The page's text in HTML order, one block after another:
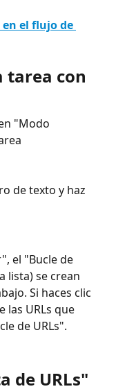
en el flujo de
tarea con
"Modo
de texto y haz
el "Bucle de
lista) se crean
Si haces clic
las URLs que
de URLs".
de URLs"